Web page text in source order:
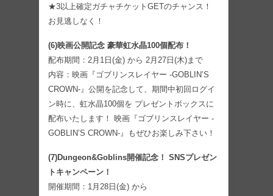
★3以上確定ガチャチケットGETのチャンス！
お見逃しなく！
(6)映画公開記念 豪華虹水晶100個配布！
配布期間：2月1日(金) から 2月27日(木)まで
内容：映画『ゴブリンスレイヤー -GOBLIN’S
CROWN-』公開を記念して、期間中初回ログイ
ン時に、虹水晶100個を プレゼントボックスに
配布いたします！ 映画『ゴブリンスレイヤー -
GOBLIN’S CROWN-』もぜひお楽しみ下さい！
(7)Dungeon&Goblins開催記念！ SNSプレゼン
トキャンペーン！
開催期間：1月28日(金) から